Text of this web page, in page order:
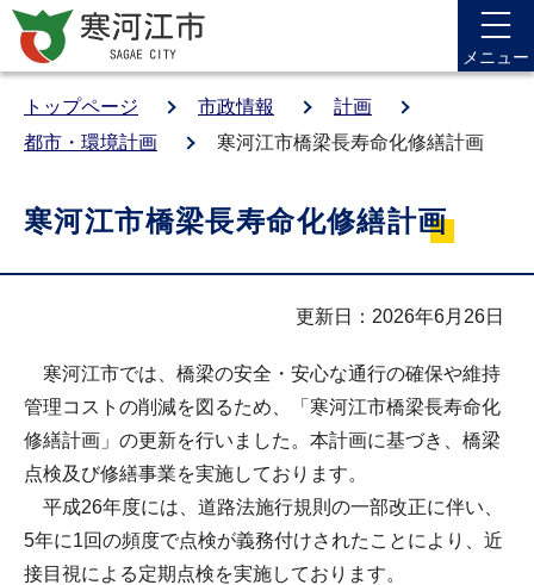
メニュー
トップページ 市政情報
計画
都市・環境計画
寒河江市橋梁長寿命化修繕計画
寒河江市橋梁長寿命化修繕計画
更新日：2026年6月26日
寒河江市では、橋梁の安全・安心な通行の確保や維持
管理コストの削減を図るため、「寒河江市橋梁長寿命化
修繕計画」の更新を行いました。本計画に基づき、橋梁
点検及び修繕事業を実施しております。
平成26年度には、道路法施行規則の一部改正に伴い、
5年に1回の頻度で点検が義務付けされたことにより、近
接目視による定期点検を実施しております。